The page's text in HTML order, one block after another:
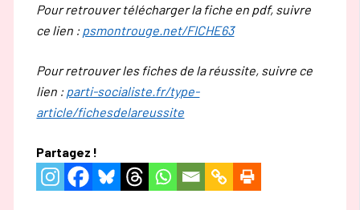
Pour retrouver télécharger la fiche en pdf, suivre
ce lien :psmontrouge.net/FICHE63
Pour retrouver les fiches de la réussite, suivre ce
lien :parti-socialiste.fr/type-
article/fichesdelareussite
Partagez !